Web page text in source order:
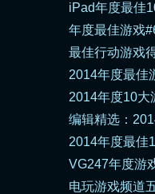
iPad年度最佳
年度最佳游戏
最佳行动游戏
2014年度最佳
2014年度10大
编辑精选：
2014年度最佳
VG247年度游
电玩游戏频道